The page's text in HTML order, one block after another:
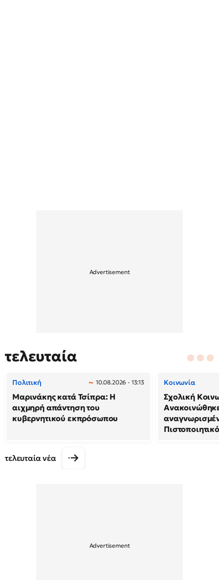
τελευταία
Πολιτική 10.08.2026 - 13:13
Μαρινάκης κατά Τσίπρα: Η
αιχμηρή απάντηση του
κυβερνητικού εκπρόσωπου
Κοινωνία
Σχολική
τελευταία νέα